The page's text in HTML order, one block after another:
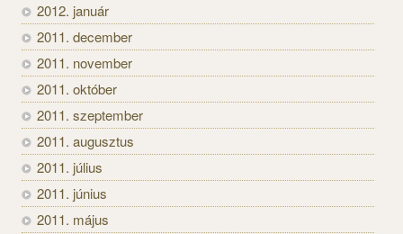
2012. január
2011. december
2011. november
2011. október
2011. szeptember
2011. augusztus
2011. július
2011. június
2011. május